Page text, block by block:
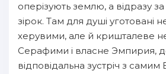
оперізують землю, а відразу
зірок. Там для душі уготовані
херувими, але й кришталеве
Серафими і власне Эмпирия,
відповідальна зустріч з